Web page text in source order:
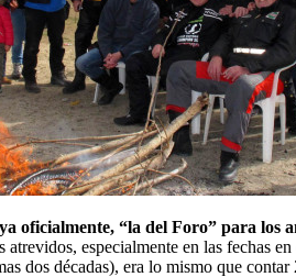
oficialmente, “la del Foro” para los
especialmente en las fechas
dos décadas), era lo mismo que